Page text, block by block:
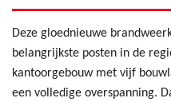
Deze gloednieuwe
belangrijkste posten in de
kantoorgebouw met vijf
een volledige overspanning.